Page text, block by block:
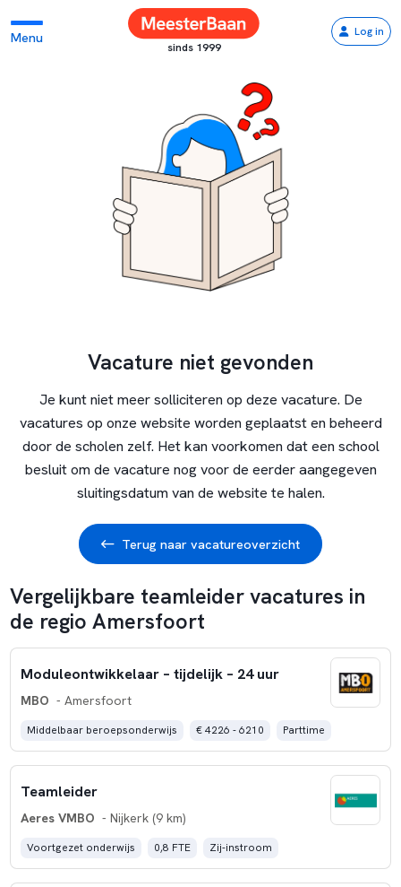
Menu
sinds 1999
Log in
Vacature niet gevonden
Je kunt niet meer solliciteren op deze vacature. De
vacatures op onze website worden geplaatst en beheerd
door de scholen zelf. Het kan voorkomen dat een school
besluit om de vacature nog voor de eerder aangegeven
sluitingsdatum van de website te halen.
Terug naar vacatureoverzicht
Vergelijkbare teamleider vacatures in
de regio Amersfoort
Moduleontwikkelaar – tijdelijk – 24 uur
MBO - Amersfoort
Middelbaar beroepsonderwijs € 4226 - 6210 Parttime
Teamleider
Aeres VMBO - Nijkerk (9 km)
Voortgezet onderwijs 0,8 FTE Zij-instroom